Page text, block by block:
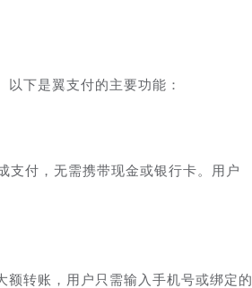
下是翼支付的主要功能：
支付，无需携带现金或银行卡。用户
转账，用户只需输入手机号或绑定的